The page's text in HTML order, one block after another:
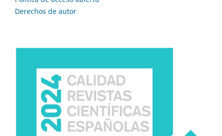
Derechos de autor